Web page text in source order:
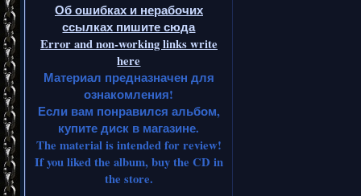
Об ошибках и нерабочих
ссылках пишите сюда
Error and non-working links write
here
Материал предназначен для
ознакомления!
Если вам понравился альбом,
купите диск в магазине.
The material is intended for review!
If you liked the album, buy the CD in
the store.